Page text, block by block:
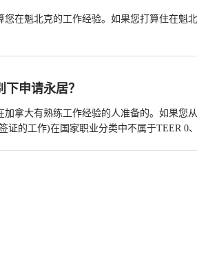
您在魁北克的工作经验。如果您打算住在
申请永居？
加拿大有熟练工作经验的人准备的。如果
证的工作)在国家职业分类中不属于TEER 0